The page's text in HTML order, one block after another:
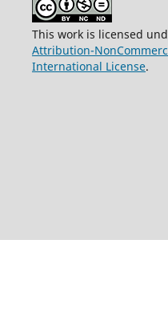
This work is licensed
Attribution-
International License.